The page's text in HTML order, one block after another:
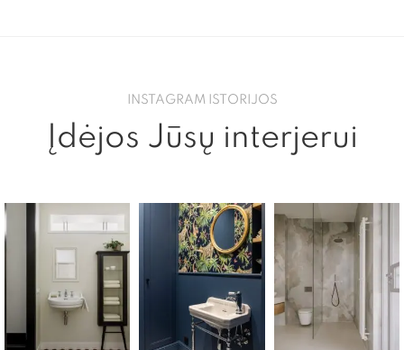
INSTAGRAM ISTORIJOS
Įdėjos Jūsų interjerui